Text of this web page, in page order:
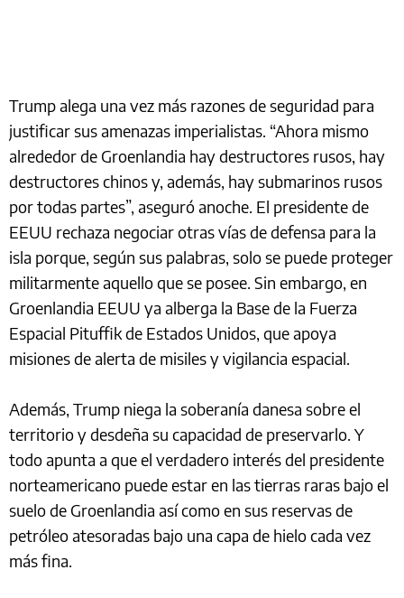
Trump alega una vez más razones de seguridad para
justificar sus amenazas imperialistas. “Ahora mismo
alrededor de Groenlandia hay destructores rusos, hay
destructores chinos y, además, hay submarinos rusos
por todas partes”, aseguró anoche. El presidente de
EEUU rechaza negociar otras vías de defensa para la
isla porque, según sus palabras, solo se puede proteger
militarmente aquello que se posee. Sin embargo, en
Groenlandia EEUU ya alberga la Base de la Fuerza
Espacial Pituffik de Estados Unidos, que apoya
misiones de alerta de misiles y vigilancia espacial.
Además, Trump niega la soberanía danesa sobre el
territorio y desdeña su capacidad de preservarlo. Y
todo apunta a que el verdadero interés del presidente
norteamericano puede estar en las tierras raras bajo el
suelo de Groenlandia así como en sus reservas de
petróleo atesoradas bajo una capa de hielo cada vez
más fina.